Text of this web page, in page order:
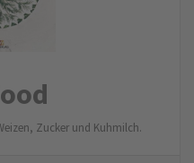
Zucker und Kuhmilch.